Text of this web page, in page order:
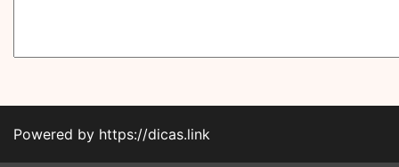
Powered by https://dicas.link